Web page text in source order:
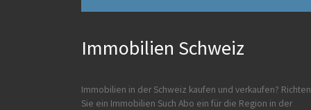
Immobilien Schweiz
Immobilien in der Schweiz kaufen und verkaufen? Richten
Sie ein Immobilien Such Abo ein für die Region in der